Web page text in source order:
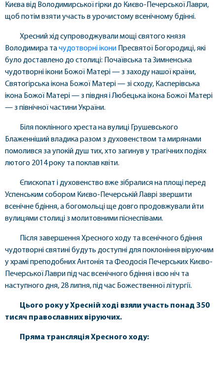
Києва від Володимирської гірки до Києво-Печерської Лаври,
щоб потім взяти участь в урочистому всенічному бдінні.
Хресний хід супроводжували мощі святого князя
Володимира тачудотворні ікони Пресвятої Богородиці, які
було доставлено до столиці: Почаївська та Зимненська
чудотворні ікони Божої Матері — з заходу нашої країни,
Святогірська ікона Божої Матері — зі сходу, Касперівська
ікона Божої Матері — з півдня і Любецька ікона Божої Матері
— з північної частини України.
Біля поклінного хреста на вулиці Грушевського
Блаженніший владика разом з духовенством та мирянами
помолився за упокій душ тих, хто загинув у трагічних подіях
лютого 2014 року та поклав квіти.
Єпископат і духовенство вже зібралися на площі перед
Успенським собором Києво-Печерській Лаврі звершити
всенічне бдіння, а богомольці ще довго продовжували йти
вулицями столиці з молитовними піснеспівами.
Після завершення Хресного ходу та всенічного бдіння
чудотворні святині будуть доступні для поклоніння віруючим
у храмі преподобних Антонія та Феодосія Печерських Києво-
Печерської Лаври під час всенічного бдіння і всю ніч та
наступного дня, 28 липня, під час Божественної літургії.
Цього року у Хресній ході взяли участь понад 350
тисяч православних віруючих.
Пряма трансляція Хресного ходу: